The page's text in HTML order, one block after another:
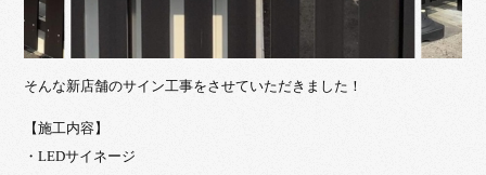
そんな新店舗のサイン工事をさせていただきました！
【施工内容】
・LEDサイネージ